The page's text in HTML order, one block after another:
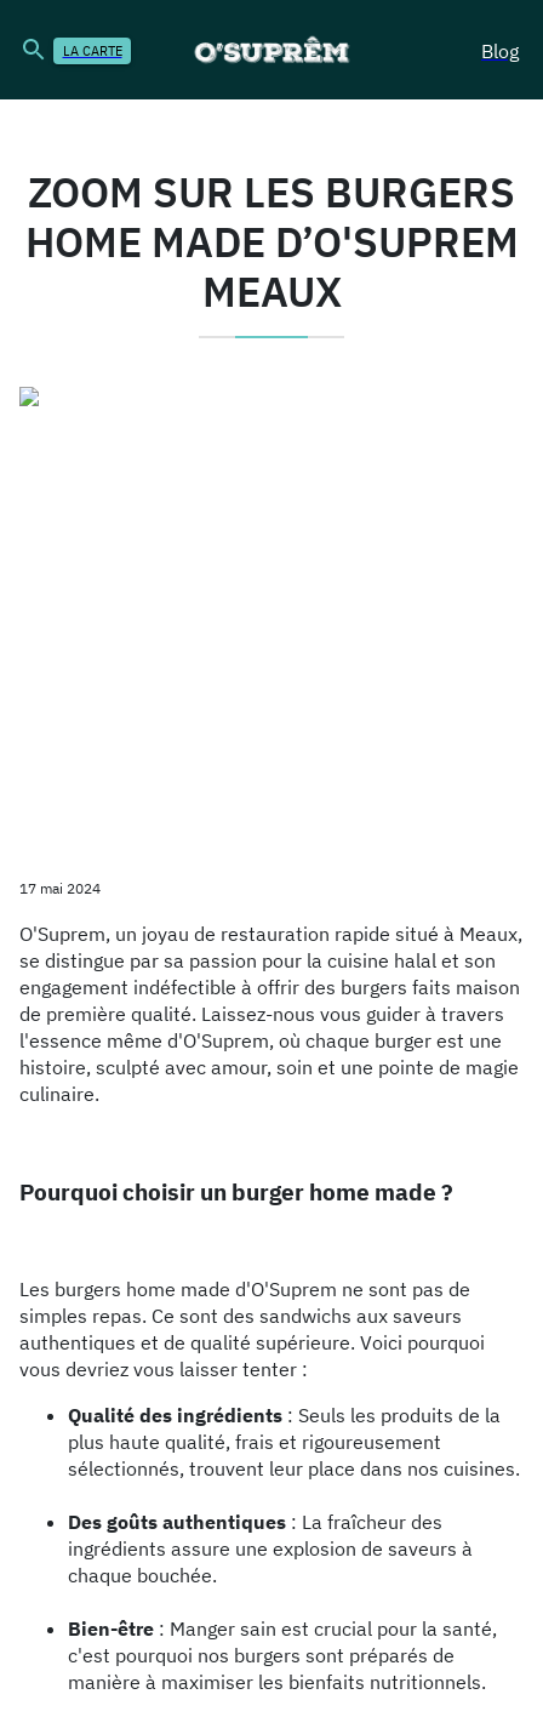
LA CARTE Blog
ZOOM SUR LES BURGERS
HOME MADE D’O'SUPREM
MEAUX
17 mai 2024
O'Suprem, un joyau de restauration rapide situé à Meaux,
se distingue par sa passion pour la cuisine halal et son
engagement indéfectible à offrir des burgers faits maison
de première qualité. Laissez-nous vous guider à travers
l'essence même d'O'Suprem, où chaque burger est une
histoire, sculpté avec amour, soin et une pointe de magie
culinaire.
Pourquoi choisir un burger home made ?
Les burgers home made d'O'Suprem ne sont pas de
simples repas. Ce sont des sandwichs aux saveurs
authentiques et de qualité supérieure. Voici pourquoi
vous devriez vous laisser tenter :
Qualité des ingrédients : Seuls les produits de la
plus haute qualité, frais et rigoureusement
sélectionnés, trouvent leur place dans nos cuisines.
Des goûts authentiques : La fraîcheur des
ingrédients assure une explosion de saveurs à
chaque bouchée.
Bien-être : Manger sain est crucial pour la santé,
c'est pourquoi nos burgers sont préparés de
manière à maximiser les bienfaits nutritionnels.